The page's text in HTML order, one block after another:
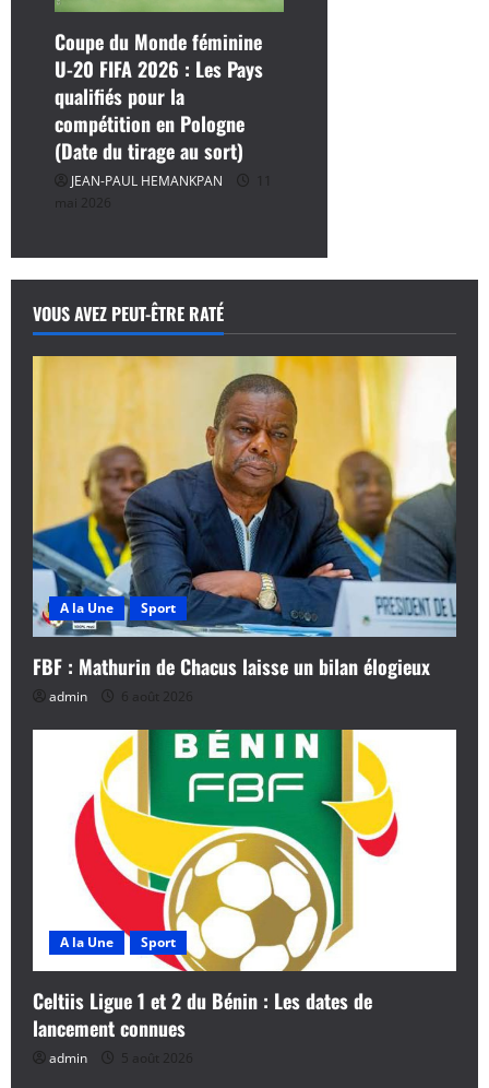
Coupe du Monde féminine
U-20 FIFA 2026 : Les Pays
qualifiés pour la
compétition en Pologne
(Date du tirage au sort)
JEAN-PAUL HEMANKPAN
11
mai 2026
VOUS AVEZ PEUT-ÊTRE RATÉ
A la Une Sport
FBF : Mathurin de Chacus laisse un bilan élogieux
admin 6 août 2026
A la Une Sport
Celtiis Ligue 1 et 2 du Bénin : Les dates de
lancement connues
admin 5 août 2026